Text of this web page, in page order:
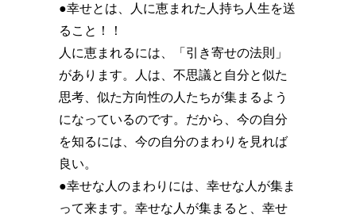
●幸せとは、人に恵まれた人持ち人生を送
ること！！
人に恵まれるには、「引き寄せの法則」
があります。人は、不思議と自分と似た
思考、似た方向性の人たちが集まるよう
になっているのです。だから、今の自分
を知るには、今の自分のまわりを見れば
良い。
●幸せな人のまわりには、幸せな人が集ま
って来ます。幸せな人が集まると、幸せ